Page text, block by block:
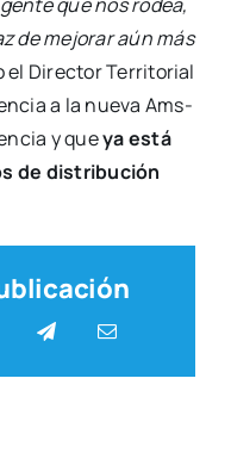
de mejo­rar aún más
el Direc­tor Terri­to­rial
a la nue­va Ams­
y queya está
de dis­tri­bu­ción